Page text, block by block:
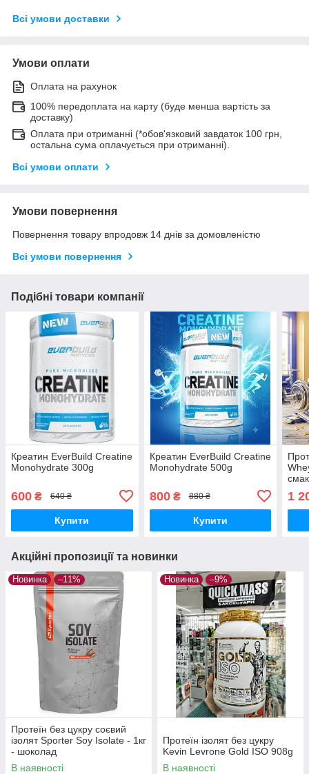
Всі умови доставки
Умови оплати
Оплата на рахунок
100% передоплата на карту (буде менша вартість за
доставку)
Оплата при отриманні (*обов'язковий завдаток 100 грн,
остальна сума оплачується при отриманні).
Всі умови оплати
Умови повернення
Повернення товару впродовж 14 днів за домовленістю
Всі умови повернення
Подібні товари компанії
Креатин EverBuild Creatine
Monohydrate 300g
600 ₴ 640 ₴
Купити
Креатин EverBuild Creatine
Monohydrate 500g
800₴ 880 ₴
Купити
1
Акційні пропозиції та новинки
Новинка –11%
Протеїн без цукру соєвий
ізолят Sporter Soy Isolate - 1кг
- шоколад
В наявності
Новинка –9%
Протеїн ізолят без цукру
Kevin Levrone Gold ISO 908g
В наявності